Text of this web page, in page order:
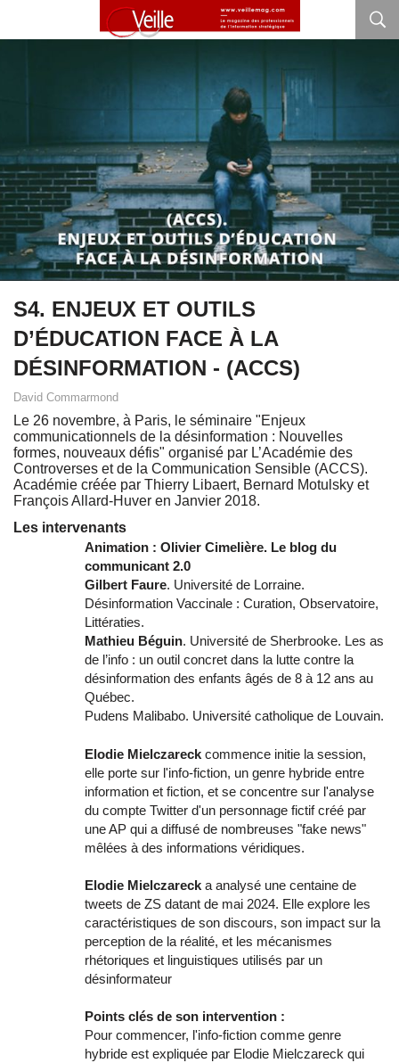
S4. ENJEUX ET OUTILS
D’ÉDUCATION FACE À LA
DÉSINFORMATION - (ACCS)
David Commarmond
Le 26 novembre, à Paris, le séminaire "Enjeux
communicationnels de la désinformation : Nouvelles
formes, nouveaux défis" organisé par L’Académie des
Controverses et de la Communication Sensible (ACCS).
Académie créée par Thierry Libaert, Bernard Motulsky et
François Allard-Huver en Janvier 2018.
Les intervenants
Animation : Olivier Cimelière. Le blog du
communicant 2.0
Gilbert Faure. Université de Lorraine.
Désinformation Vaccinale : Curation, Observatoire,
Littératies.
Mathieu Béguin. Université de Sherbrooke. Les as
de l’info : un outil concret dans la lutte contre la
désinformation des enfants âgés de 8 à 12 ans au
Québec.
Pudens Malibabo. Université catholique de Louvain.
Elodie Mielczareck commence initie la session,
elle porte sur l'info-fiction, un genre hybride entre
information et fiction, et se concentre sur l'analyse
du compte Twitter d'un personnage fictif créé par
une AP qui a diffusé de nombreuses "fake news"
mêlées à des informations véridiques.
Elodie Mielczareck a analysé une centaine de
tweets de ZS datant de mai 2024. Elle explore les
caractéristiques de son discours, son impact sur la
perception de la réalité, et les mécanismes
rhétoriques et linguistiques utilisés par un
désinformateur
Points clés de son intervention :
Pour commencer, l'info-fiction comme genre
hybride est expliquée par Elodie Mielczareck qui